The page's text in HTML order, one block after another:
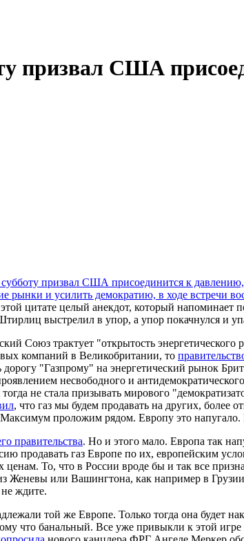
призвал США
призвал США присоединится к
рынки и усилить демократию, в ходе встречи
цитате целый анекдот, который
выстрелил в упор, а упор покачнулся и
Союз трактует "открытость
компаний в Великобритании, то
дорогу "Газпрому" на энергетический рынок
несвободного и
тогда не стала призывать мирового
, что газ мы будем продавать на других,
Максимум проложим рядом. Европу это
правительства. Но и этого мало. Европа так
продавать газ Европе по их, европейским
ценам. То, что в России вроде бы и так все
Женевы или Вашингтона, как например в
ждите.
той же Европе. Только тогда она будет
что банальный. Все уже привыкли к этой